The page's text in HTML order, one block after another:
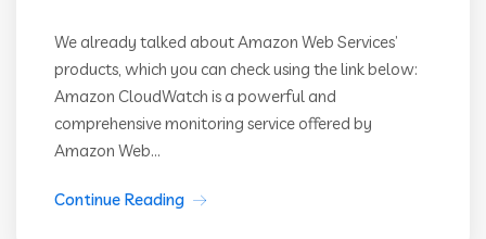
We already talked about Amazon Web Services’
products, which you can check using the link below:
Amazon CloudWatch is a powerful and
comprehensive monitoring service offered by
Amazon Web...
Continue Reading